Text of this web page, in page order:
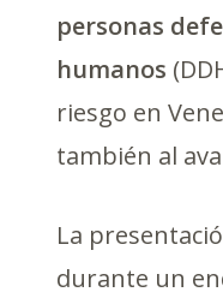
personas
humanos
riesgo en
también al
La
durante un